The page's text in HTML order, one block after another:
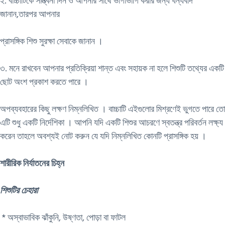
জানান,তারপর আপনার
প্রাসঙ্গিক শিশু সুরক্ষা সেবাকে জানান ।
৩. মনে রাখবেন আপনার প্রতিক্রিয়া শান্ত এবং সহায়ক না হলে শিশুটি তথ্যের একটি
ছোট অংশ প্রকাশ করতে পারে ।
অপব্যবহারের কিছু লক্ষণ নিম্নলিখিত । বাচ্চাটি এইগুলোর মিশ্রণেই ভুগতে পারে তো
এটি শুধু একটি নির্দেশিকা । আপনি যদি একটি শিশুর আচরণে স্বতন্ত্র পরিবর্তন লক্ষ্য
করেন তাহলে অবশ্যই নোট করুন যে যদি নিম্নলিখিত কোনটি প্রাসঙ্গিক হয় ।
শারীরিক নির্যাতনের চিহ্ন
শিশুটির চেহারা
* অস্বাভাবিক ঝাঁকুনি, উষ্ণতা, পোড়া বা ফাটল